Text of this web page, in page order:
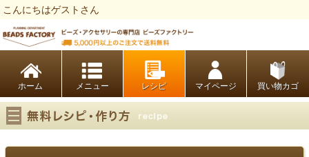
こんにちはゲストさん
ホーム レシピ マイページ 買い物カゴ